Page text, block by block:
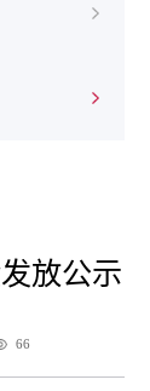
放公示
66